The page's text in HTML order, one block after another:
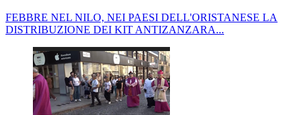
FEBBRE NEL NILO, NEI PAESI DELL'ORISTANESE LA
DISTRIBUZIONE DEI KIT ANTIZANZARA...